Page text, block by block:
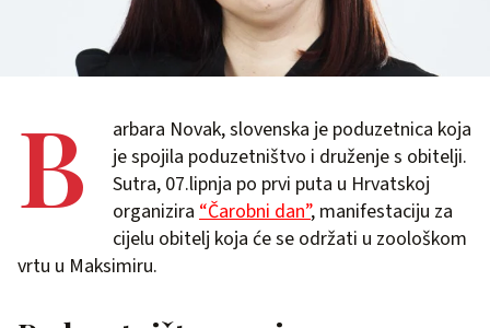
B
arbara Novak, slovenska je poduzetnica koja
je spojila poduzetništvo i druženje s obitelji.
Sutra, 07.lipnja po prvi puta u Hrvatskoj
organizira “Čarobni dan”, manifestaciju za
cijelu obitelj koja će se održati u zoološkom
vrtu u Maksimiru.